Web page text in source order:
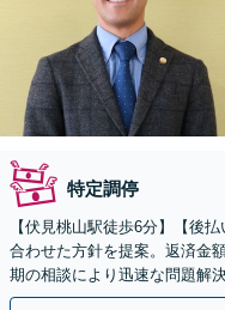
特定調停
【伏見桃山駅徒歩6分】【後
合わせた方針を提案。返済金
期の相談により迅速な問題解
や、自宅や愛車を残したい方